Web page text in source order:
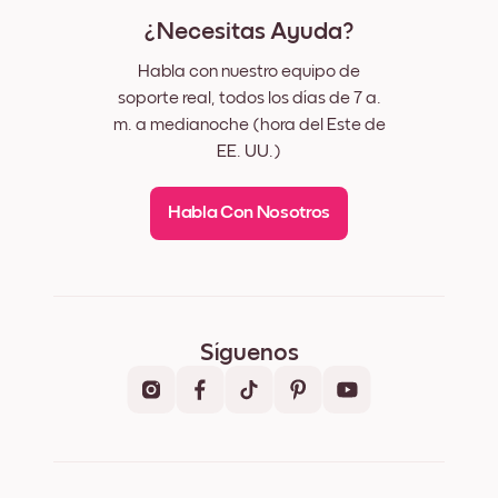
¿Necesitas Ayuda?
Habla con nuestro equipo de
soporte real, todos los días de 7 a.
m. a medianoche (hora del Este de
EE. UU.)
Habla Con Nosotros
Síguenos